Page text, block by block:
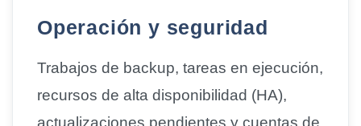
Operación y seguridad
Trabajos de backup, tareas en ejecución,
recursos de alta disponibilidad (HA),
actualizaciones pendientes y cuentas de